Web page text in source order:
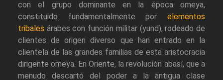
con el grupo dominante en la época omeya,
constituido fundamentalmente por elementos
tribales árabes con función militar (yund), rodeado de
clientes de origen diverso que han entrado en la
clientela de las grandes familias de esta aristocracia
dirigente omeya. En Oriente, la revolución abasí, que a
menudo descartó del poder a la antigua clase